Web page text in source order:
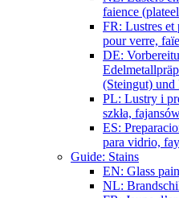
faience
FR: Lustres et
pour verre,
DE:
(Steingut) und
PL: Lustry i
szkła,
ES:
para vidrio,
Guide: Stains
EN: Glass
NL: